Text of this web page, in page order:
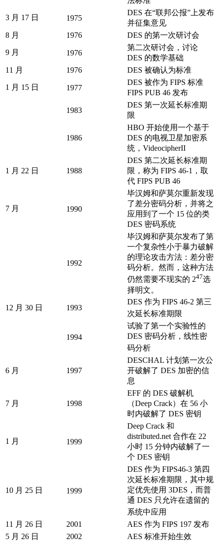
3 月 17 日 1975
DES 在“联邦公报”上发布
并征集意见
8 月
1976 DES 的第一次研讨会
9 月 1976
第二次研讨会，讨论
DES 的数学基础
11 月
1976 DES 被确认为标准
1 月 15 日 1977
DES 被作为 FIPS 标准
FIPS PUB 46 发布
1983
DES 第一次延长标准期
限
1986
HBO 开始使用一个基于
DES 的电视卫星加密系
统，VideocipherII
1 月 22 日 1988
DES 第二次延长标准期
限，称为 FIPS 46-1，取
代 FIPS PUB 46
7 月 1990
毕汉姆和萨莫尔重新发现
了差分密码分析，并将之
应用到了一个 15 位的类
DES 密码系统
1992
毕汉姆和萨莫尔发布了第
一个复杂性小于暴力破解
的理论攻击方法：差分密
码分析。然而，这种方法
仍然需要不现实的 247选
择明文。
12 月 30 日 1993
DES 作为 FIPS 46-2 第三
次延长标准期限
1994
试验了第一个实验性的
DES 密码分析，线性密
码分析
6 月 1997
DESCHAL 计划第一次公
开破解了 DES 加密的信
息
7 月 1998
EFF 的 DES 破解机
（Deep Crack）在 56 小
时内破解了 DES 密钥
1 月 1999
Deep Crack 和
distributed.net 合作在 22
小时 15 分钟内破解了一
个 DES 密钥
10 月 25 日 1999
DES 作为 FIPS46-3 第四
次延长标准期限，其中规
定优先使用 3DES，而普
通 DES 只允许在遗留的
系统中应用
11 月 26 日
2001
AES 作为 FIPS 197 发布
5 月 26 日
2002 AES 标准开始生效